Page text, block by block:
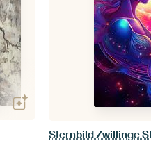
Sternbild Zwillinge